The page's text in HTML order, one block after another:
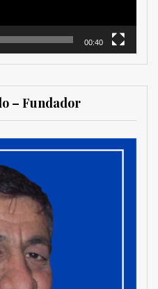
00:40
– Fundador